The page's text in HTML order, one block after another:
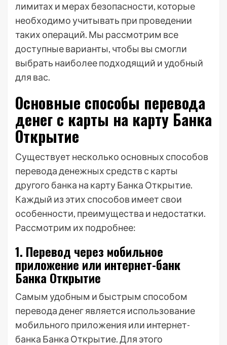
лимитах и мерах безопасности, которые
необходимо учитывать при проведении
таких операций. Мы рассмотрим все
доступные варианты, чтобы вы смогли
выбрать наиболее подходящий и удобный
для вас.
Основные способы перевода
денег с карты на карту Банка
Открытие
Существует несколько основных способов
перевода денежных средств с карты
другого банка на карту Банка Открытие.
Каждый из этих способов имеет свои
особенности, преимущества и недостатки.
Рассмотрим их подробнее:
1. Перевод через мобильное
приложение или интернет-банк
Банка Открытие
Самым удобным и быстрым способом
перевода денег является использование
мобильного приложения или интернет-
банка Банка Открытие. Для этого